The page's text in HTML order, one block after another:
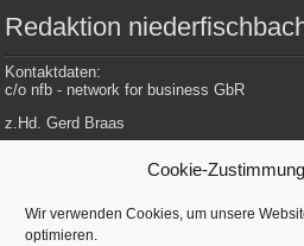
Cookie-
Wir verwenden Cookies, um unsere
optimieren.
Redaktion
Kontaktdaten:
c/o nfb - network for business GbR
z.Hd. Gerd Braas
Tel.: 0 27 34 / 479 112